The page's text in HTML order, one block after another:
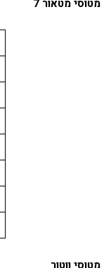
מטוסי מטאור 7